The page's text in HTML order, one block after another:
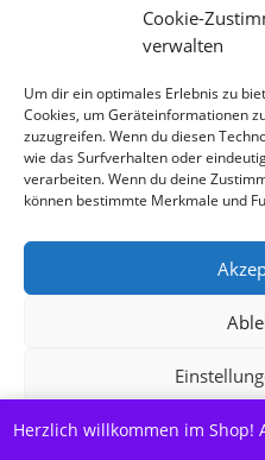
Cookie-
verwalten
Um dir ein optimales Erlebnis zu
Cookies, um Geräteinformationen
zuzugreifen. Wenn du diesen
wie das Surfverhalten oder
verarbeiten. Wenn du deine
können bestimmte Merkmale und
Cookie-Richtlinie
Herzlich willkommen im Shop!
Alle Preise inkl.
Vertrag